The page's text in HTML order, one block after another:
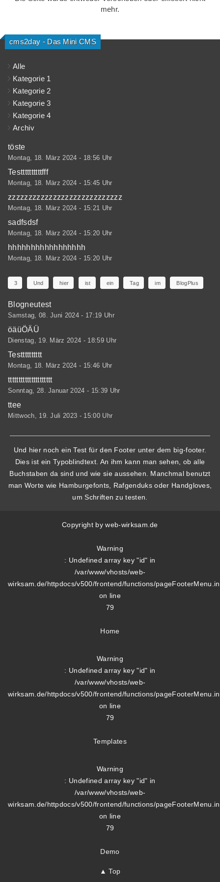
Kategorie 3
Kategorie 5
mehr.
cms2day - Das Mini CMS
Alle
Kategorie 1
Kategorie 2
Kategorie 3
Kategorie 4
Archiv
töste
Montag, 18. März 2024 - 18:56 Uhr
Testtttttttttfff
Montag, 18. März 2024 - 15:45 Uhr
zzzzzzzzzzzzzzzzzzzzzzzzzzzz
Montag, 18. März 2024 - 15:21 Uhr
sadfsdsf
Montag, 18. März 2024 - 15:20 Uhr
hhhhhhhhhhhhhhhhh
Montag, 18. März 2024 - 15:20 Uhr
3 Und hier ist ein Tag im BlogPlus
Blogneutest
Samstag, 08. Juni 2024 - 17:19 Uhr
öäüÖÄÜ
Dienstag, 19. März 2024 - 18:59 Uhr
Testttttttttt
Montag, 18. März 2024 - 15:46 Uhr
ttttttttttttttttttttt
Sonntag, 28. Januar 2024 - 15:39 Uhr
ttee
Mittwoch, 19. Juli 2023 - 15:00 Uhr
Und hier noch ein Test für den Footer unter dem big-footer.
Dies ist ein Typoblindtext. An ihm kann man sehen, ob alle
Buchstaben da sind und wie sie aussehen. Manchmal benutzt
man Worte wie Hamburgefonts, Rafgenduks oder Handgloves,
um Schriften zu testen.
Copyright by web-wirksam.de
Warning
: Undefined array key "id" in
/var/www/vhosts/web-
wirksam.de/httpdocs/v500/frontend/functions/
on line
79
Home
Warning
: Undefined array key "id" in
/var/www/vhosts/web-
wirksam.de/httpdocs/v500/frontend/functions/
on line
79
Templates
Warning
: Undefined array key "id" in
/var/www/vhosts/web-
wirksam.de/httpdocs/v500/frontend/functions/
on line
79
Demo
▲ Top